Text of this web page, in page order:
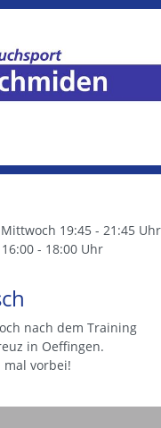
19:45 - 21:45
- 18:00 Uhr
nach dem Training
in Oeffingen.
mal vorbei!